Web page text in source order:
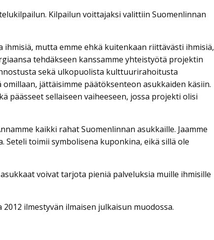
Kilpailun voittajaksi valittiin Suomenlinnan
mutta emme ehkä kuitenkaan riittävästi ihmisiä,
tehdäkseen kanssamme yhteistyötä projektin
sekä ulkopuolista kulttuurirahoitusta
jättäisimme päätöksenteon asukkaiden käsiin.
päässeet sellaiseen vaiheeseen, jossa projekti olisi
kaikki rahat Suomenlinnan asukkaille. Jaamme
toimii symbolisena kuponkina, eikä sillä ole
voivat tarjota pieniä palveluksia muille ihmisille
ilmestyvän ilmaisen julkaisun muodossa.